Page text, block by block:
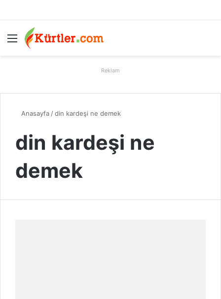
Menü
Reklam
Anasayfa /din kardeşi ne demek
din kardeşi ne
demek